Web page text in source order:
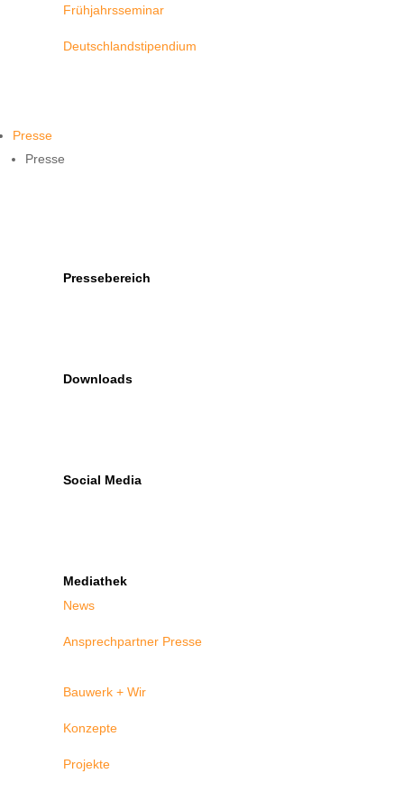
Frühjahrsseminar
Deutschlandstipendium
Presse
Presse
Pressebereich
Downloads
Social Media
Mediathek
News
Ansprechpartner Presse
Bauwerk + Wir
Konzepte
Projekte